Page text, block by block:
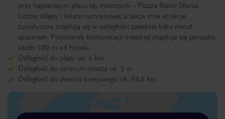
przy najstarszym placu tej metropolii – Piazza Riario Sforza.
Liczne sklepy i lokale rozrywkowe, a także inne atrakcje
turystyczne znajdują się w odległości zaledwie kilku minut
spacerem. Przystanek komunikacji miejskiej znajduje się ponadto
około 100 m od hotelu.
Odległość do plaży ok. 6 km
Odległość do centrum miasta ok. 5 m
Odległość do dworca kolejowego ok. 94,8 km